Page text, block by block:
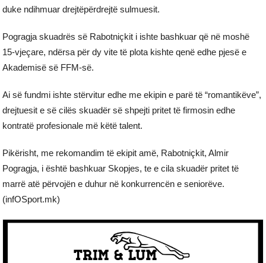
duke ndihmuar drejtëpërdrejtë sulmuesit.
Pogragja skuadrës së Rabotniçkit i ishte bashkuar që në moshë
15-vjeçare, ndërsa për dy vite të plota kishte qenë edhe pjesë e
Akademisë së FFM-së.
Ai së fundmi ishte stërvitur edhe me ekipin e parë të “romantikëve”,
drejtuesit e së cilës skuadër së shpejti pritet të firmosin edhe
kontratë profesionale më këtë talent.
Pikërisht, me rekomandim të ekipit amë, Rabotniçkit, Almir
Pogragja, i është bashkuar Skopjes, te e cila skuadër pritet të
marrë atë përvojën e duhur në konkurrencën e seniorëve.
(infOSport.mk)